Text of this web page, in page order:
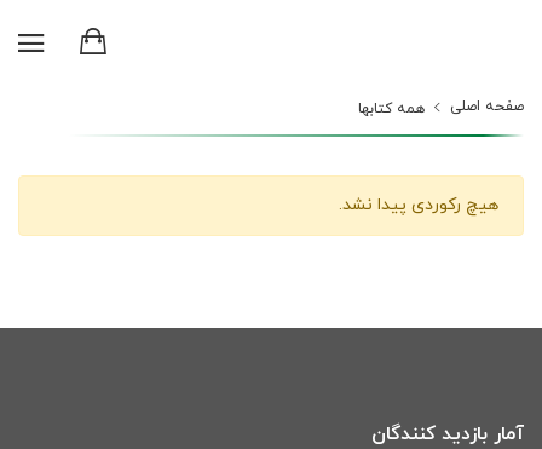
صفحه اصلی همه کتابها
هیچ رکوردی پیدا نشد.
آمار بازدید کنندگان